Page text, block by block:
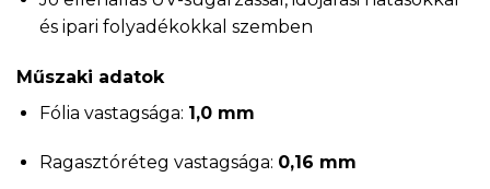
és ipari folyadékokkal szemben
Műszaki adatok
Fólia vastagsága: 1,0 mm
Ragasztóréteg vastagsága: 0,16 mm